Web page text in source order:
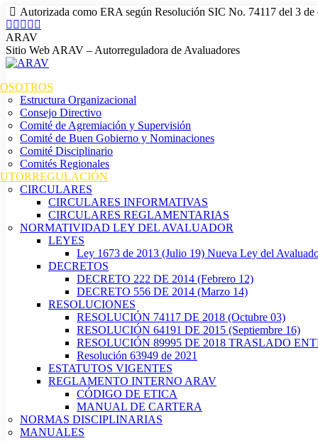
Autorizada como ERA según Resolución SIC No. 74117 del 3 de
ARAV
Sitio Web ARAV – Autorreguladora de Avaluadores
Estructura Organizacional
Consejo Directivo
Comité de Agremiación y Supervisión
Comité de Buen Gobierno y Nominaciones
Comité Disciplinario
Comités Regionales
CIRCULARES
CIRCULARES INFORMATIVAS
CIRCULARES REGLAMENTARIAS
NORMATIVIDAD LEY DEL AVALUADOR
LEYES
Ley 1673 de 2013 (Julio 19) Nueva Ley del
DECRETOS
DECRETO 222 DE 2014 (Febrero 12)
DECRETO 556 DE 2014 (Marzo 14)
RESOLUCIONES
RESOLUCIÓN 74117 DE 2018 (Octubre 03)
RESOLUCIÓN 64191 DE 2015 (Septiembre 16)
RESOLUCIÓN 89995 DE 2018 TRASLADO
Resolución 63949 de 2021
ESTATUTOS VIGENTES
REGLAMENTO INTERNO ARAV
CÓDIGO DE ETICA
MANUAL DE CARTERA
NORMAS DISCIPLINARIAS
MANUALES